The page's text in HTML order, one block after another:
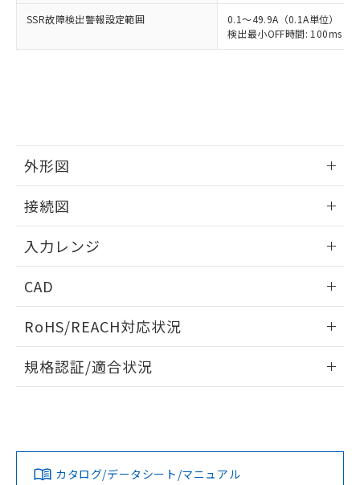
SSR故障検出警報設定範囲
0.1～49.9A（0.1A単位）
検出最小OFF時間: 100ms（
外形図
接続図
入力レンジ
CAD
ドすることができます。
ログイン/会員登録
ダウンロードデータをご利用いただく前に、以下を必ずお読
みください。
RoHS/REACH対応状況
EU RoHS 注意事項・凡例
対応済み
規格認証/適合状況
カタログ/データシート/マニュアル